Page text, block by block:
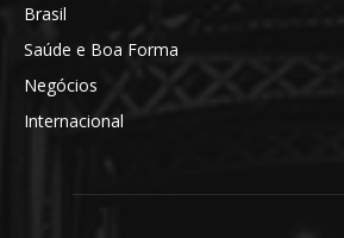
Brasil
Saúde e Boa Forma
Negócios
Internacional